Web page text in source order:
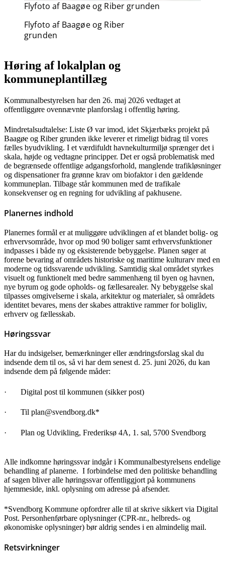
Flyfoto af Baagøe og Riber grunden
Flyfoto af Baagøe og Riber
grunden
Høring af lokalplan og
kommuneplantillæg
Kommunalbestyrelsen har den 26. maj 2026 vedtaget at
offentliggøre ovennævnte planforslag i offentlig høring.
Mindretalsudtalelse: Liste Ø var imod, idet Skjærbæks projekt på
Baagøe og Riber grunden ikke leverer et rimeligt bidrag til vores
fælles byudvikling. I et værdifuldt havnekulturmiljø sprænger det i
skala, højde og vedtagne principper. Det er også problematisk med
de begrænsede offentlige adgangsforhold, manglende trafikløsninger
og dispensationer fra grønne krav om biofaktor i den gældende
kommuneplan. Tilbage står kommunen med de trafikale
konsekvenser og en regning for udvikling af pakhusene.
Planernes indhold
Planernes formål er at muliggøre udviklingen af et blandet bolig- og
erhvervsområde, hvor op mod 90 boliger samt erhvervsfunktioner
indpasses i både ny og eksisterende bebyggelse. Planen søger at
forene bevaring af områdets historiske og maritime kulturarv med en
moderne og tidssvarende udvikling. Samtidig skal området styrkes
visuelt og funktionelt med bedre sammenhæng til byen og havnen,
nye byrum og gode opholds- og fællesarealer. Ny bebyggelse skal
tilpasses omgivelserne i skala, arkitektur og materialer, så områdets
identitet bevares, mens der skabes attraktive rammer for boligliv,
erhverv og fællesskab.
Høringssvar
Har du indsigelser, bemærkninger eller ændringsforslag skal du
indsende dem til os, så vi har dem senest d. 25. juni 2026, du kan
indsende dem på følgende måder:
· Digital post til kommunen (sikker post)
· Til plan@svendborg.dk*
· Plan og Udvikling, Frederiksø 4A, 1. sal, 5700 Svendborg
Alle indkomne høringssvar indgår i Kommunalbestyrelsens endelige
behandling af planerne. I forbindelse med den politiske behandling
af sagen bliver alle høringssvar offentliggjort på kommunens
hjemmeside, inkl. oplysning om adresse på afsender.
*Svendborg Kommune opfordrer alle til at skrive sikkert via Digital
Post. Personhenførbare oplysninger (CPR-nr., helbreds- og
økonomiske oplysninger) bør aldrig sendes i en almindelig mail.
Retsvirkninger